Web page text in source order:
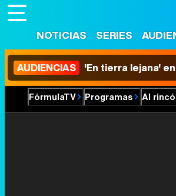
NOTICIAS SERIES
AUDIENCIAS 'En tierra lejana'
FórmulaTV Programas Al